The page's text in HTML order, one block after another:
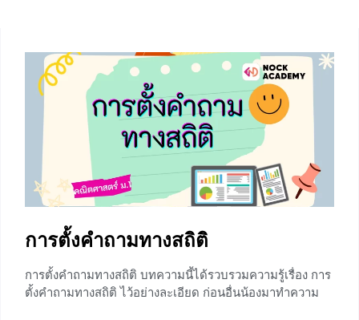
การตั้งคําถามทางสถิติ
การตั้งคําถามทางสถิติ บทความนี้ได้รวบรวมความรู้เรื่อง การ
ตั้งคําถามทางสถิติ ไว้อย่างละเอียด ก่อนอื่นน้องมาทำความ
PagePage